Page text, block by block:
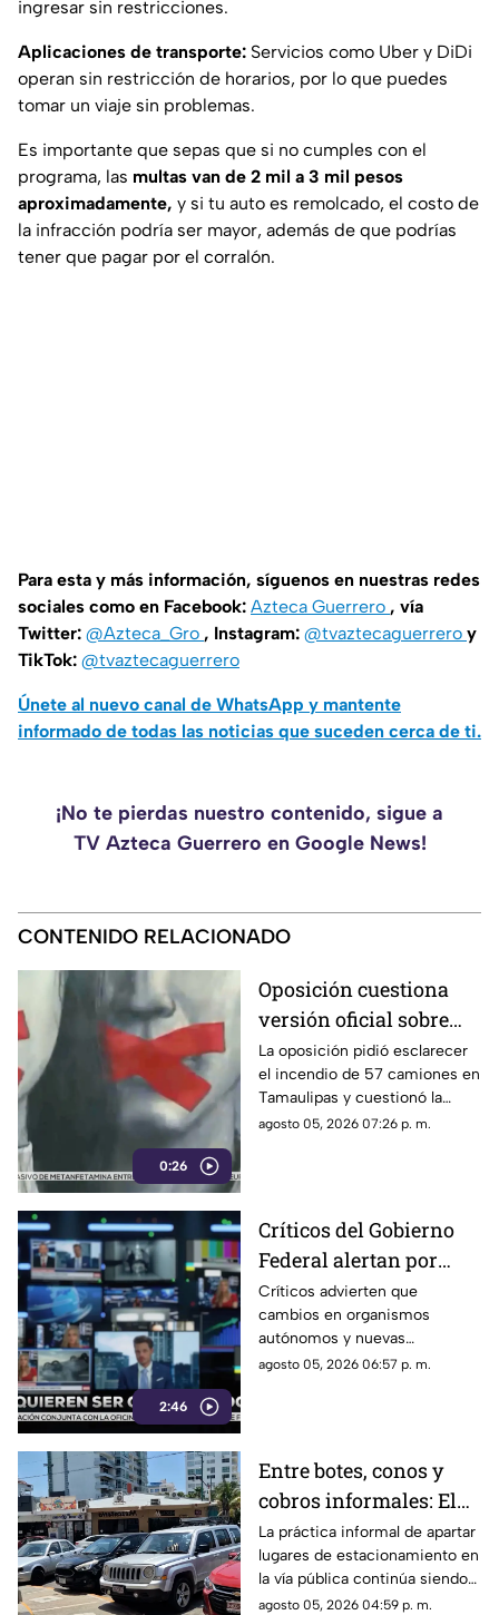
ingresar sin restricciones.
Aplicaciones de transporte: Servicios como Uber y DiDi
operan sin restricción de horarios, por lo que puedes
tomar un viaje sin problemas.
Es importante que sepas que si no cumples con el
programa, las multas van de 2 mil a 3 mil pesos
aproximadamente, y si tu auto es remolcado, el costo de
la infracción podría ser mayor, además de que podrías
tener que pagar por el corralón.
Para esta y más información, síguenos en nuestras redes
sociales como en Facebook: Azteca Guerrero , vía
Twitter: @Azteca_Gro , Instagram: @tvaztecaguerrero y
TikTok: @tvaztecaguerrero
Únete al nuevo canal de WhatsApp y mantente
informado de todas las noticias que suceden cerca de ti.
¡No te pierdas nuestro contenido, sigue a
TV Azteca Guerrero en Google News!
CONTENIDO RELACIONADO
0:26
Oposición cuestiona
versión oficial sobre
incendio de 57
camiones en
Tamaulipas
La oposición pidió esclarecer
el incendio de 57 camiones en
Tamaulipas y cuestionó la
versión presentada por las
agosto 05, 2026 07:26 p. m.
2:46
Críticos del Gobierno
Federal alertan por
presuntos intentos de
controlar la
información
Críticos advierten que
cambios en organismos
autónomos y nuevas
regulaciones podrían afectar la
agosto 05, 2026 06:57 p. m.
Entre botes, conos y
cobros informales: El
calvario de
estacionarse en la
Costera de Acapulco
La práctica informal de apartar
lugares de estacionamiento en
la vía pública continúa siendo
un tema de constante debate y
agosto 05, 2026 04:59 p. m.